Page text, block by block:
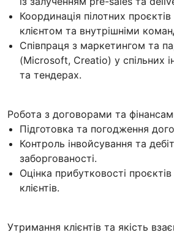
Координація пілотних
клієнтом та внутрішніми
Співпраця з маркетингом та
(Microsoft, Creatio) у спільних
та тендерах.
Робота з договорами та
Підготовка та погодження
Контроль інвойсування та
заборгованості.
Оцінка прибутковості
клієнтів.
Утримання клієнтів та якість